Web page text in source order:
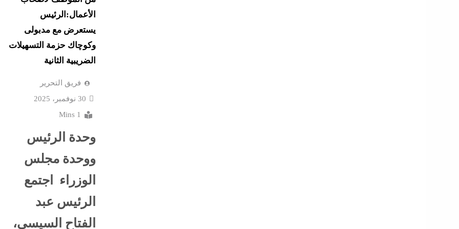
الأعمال:الرئيس
يستعرض مع مدبولى
وكوچاك حزمة التسهيلات
الضريبية الثانية
فريق التحرير
30 نوفمبر، 2025
1 Mins
وحدة الرئيس
ووحدة مجلس
الوزراء اجتمع
الرئيس عبد
الفتاح السيسي،